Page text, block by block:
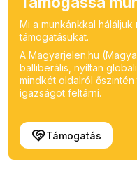
Mi a munkánkkal
támogatásukat.
A Magyarjelen.hu
balliberális, nyíltan
mindkét oldalról
igazságot feltárni.
Támogatás